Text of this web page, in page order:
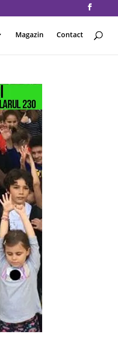
Magazin Contact